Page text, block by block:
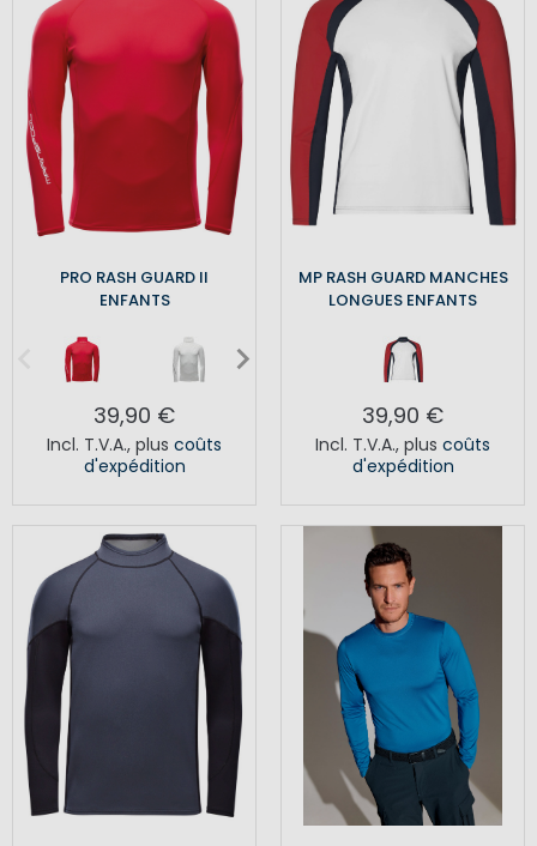
PRO RASH GUARD II
ENFANTS
39,90 €
Incl. T.V.A., plus coûts
d'expédition
MP RASH GUARD MANCHES
LONGUES ENFANTS
39,90 €
Incl. T.V.A., plus coûts
d'expédition